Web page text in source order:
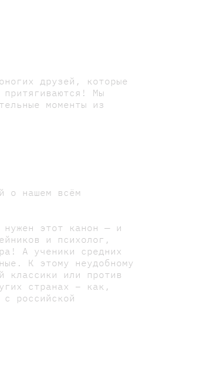
друзей, которые
Мы
моменты из
о нашем всём
нужен этот канон — и
и психолог,
А ученики средних
К этому неудобному
классики или против
странах – как,
российской